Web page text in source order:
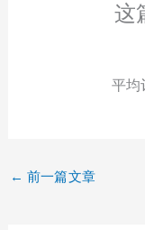
这
平均
← 前一篇文章